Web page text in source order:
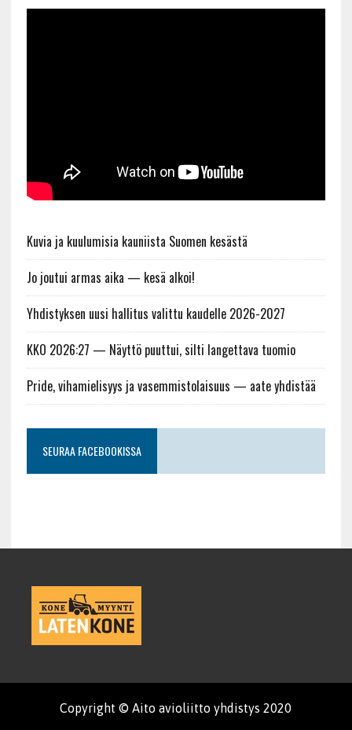
Kuvia ja kuulumisia kauniista Suomen kesästä
Jo joutui armas aika — kesä alkoi!
Yhdistyksen uusi hallitus valittu kaudelle 2026-2027
KKO 2026:27 — Näyttö puuttui, silti langettava tuomio
Pride, vihamielisyys ja vasemmistolaisuus — aate yhdistää
SEURAA FACEBOOKISSA
Copyright © Aito avioliitto yhdistys 2020